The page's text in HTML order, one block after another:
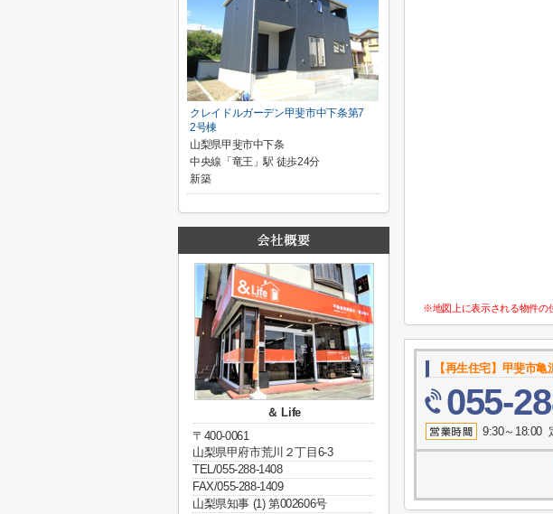
※地図上に表示される物件の
【再生住宅】甲斐市亀
055-
9:30～18:00
クレイドルガーデン甲斐市中下条第7
2号棟
山梨県甲斐市中下条
中央線「竜王」駅 徒歩24分
新築
＆ Life
〒400-0061
山梨県甲府市荒川２丁目6-3
TEL/055-288-1408
FAX/055-288-1409
山梨県知事 (1) 第002606号